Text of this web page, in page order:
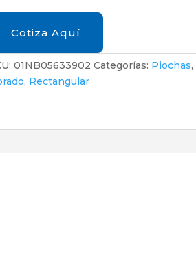
Cotiza Aquí
01NB05633902 Categorías: Piochas,
, Rectangular